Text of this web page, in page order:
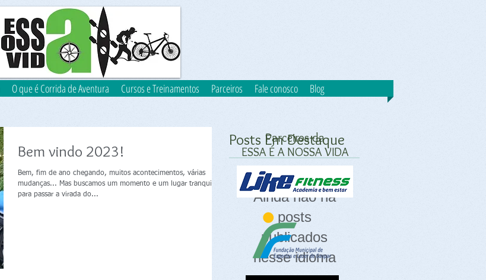
O que é Corrida de Aventura Cursos e Treinamentos Parceiros Fale conosco Blog
Bem vindo 2023!
Bem, fim de ano chegando, muitos acontecimentos, várias
mudanças... Mas buscamos um momento e um lugar tranquilo
para passar a virada do...
Posts Em Destaque
Ainda não há
posts
publicados
nesse idioma
Parceiros da
ESSA É A NOSSA VIDA